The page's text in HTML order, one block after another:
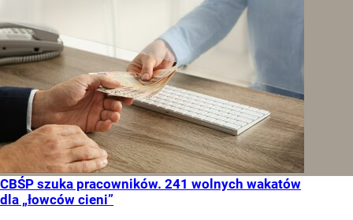
CBŚP szuka pracowników. 241 wolnych wakatów
dla „łowców cieni”